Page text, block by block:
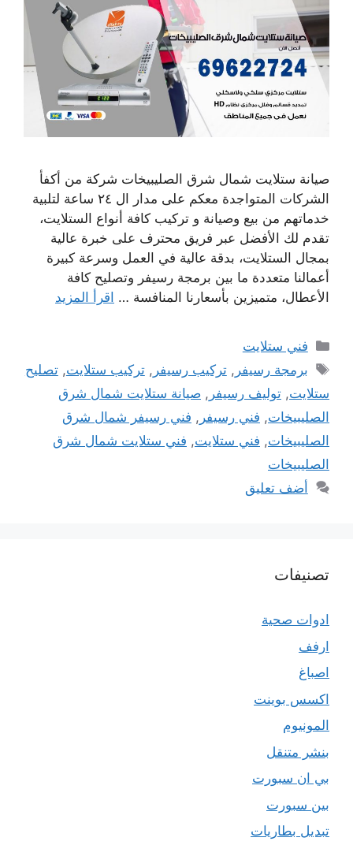
صيانة ستلايت شمال شرق الصليبيخات شركة من أكفأ
الشركات المتواجدة معكم على مدار ال ٢٤ ساعة لتلبية
خدماتهم من بيع وصيانة و تركيب كافة أنواع الستلايت،
تقدم لك الأفضل عبر فريق محترف على خبرة عالية
بمجال الستلايت، بدقة عالية في العمل وسرعة كبيرة
أعمالنا متعددة ما بين برمجة رسيفر وتصليح كافة
الأعطال، متميزين بأسعارنا المنافسة … اقرأ المزيد
التصنيفات
فني ستلايت
الوسوم
برمجة رسيفر ,تركيب رسيفر ,تركيب ستلايت,تصليح
ستلايت, توليف رسيفر , صيانة ستلايت شمال شرق
الصليبيخات, فني رسيفر , فني رسيفر شمال شرق
الصليبيخات, فني ستلايت, فني ستلايت شمال شرق
الصليبيخات
أضف تعليق
تصنيفات
ادوات صحية
ارفف
اصباغ
اكسس بوينت
المونيوم
بنشر متنقل
بي ان سبورت
بين سبورت
تبديل بطاريات